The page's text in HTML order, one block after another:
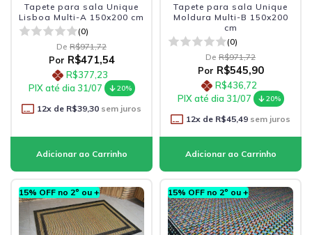
Tapete para sala Unique
Lisboa Multi-A 150x200 cm
(0)
De R$971,72
Por R$471,54
R$377,23
PIX até dia 31/07
20%
12x de R$39,30 sem juros
Tapete para sala Unique
Moldura Multi-B 150x200
cm
(0)
De R$971,72
Por R$545,90
R$436,72
PIX até dia 31/07
20%
12x de R$45,49 sem juros
15% OFF no 2º ou + 15% OFF no 2º ou +